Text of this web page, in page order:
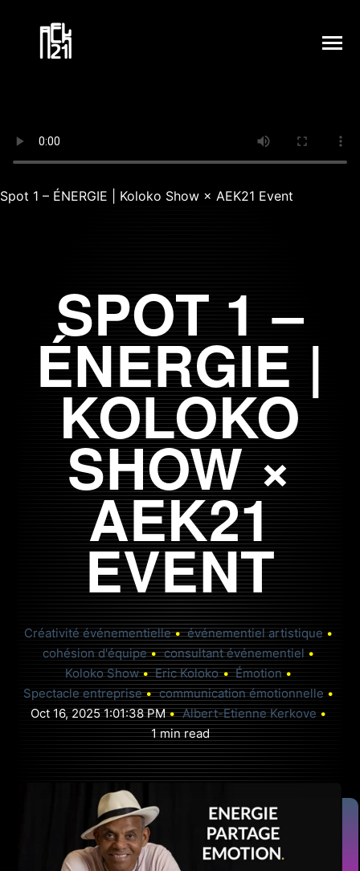
Spot 1 – ÉNERGIE | Koloko Show × AEK21 Event
CONTENT
Toggle
NOW 60''
HONORAIRES
CAS & RÉSONANCES
PRENDRE RENDEZ-VOUS
SPOT 1 –
ÉNERGIE |
KOLOKO
SHOW ×
AEK21
EVENT
Créativité événementielle
événementiel artistique
cohésion d'équipe
consultant événementiel
Koloko Show
Eric Koloko
Émotion
Spectacle entreprise
communication émotionnelle
Oct 16, 2025 1:01:38 PM
Albert-Etienne Kerkove
1 min read